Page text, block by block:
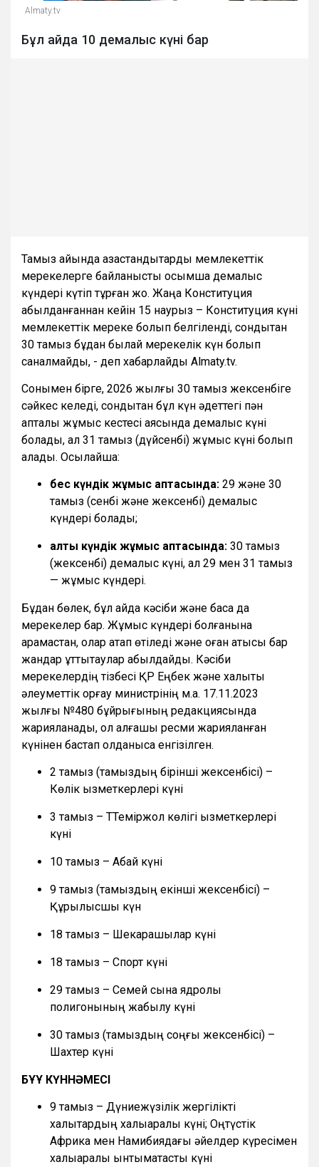
Almaty.tv
Бұл айда 10 демалыс күні бар
Тамыз айында қазақстандықтарды мемлекеттік
мерекелерге байланысты қосымша демалыс
күндері күтіп тұрған жоқ. Жаңа Конституция
қабылданғаннан кейін 15 наурыз – Конституция күні
мемлекеттік мереке болып белгіленді, сондықтан
30 тамыз бұдан былай мерекелік күн болып
саналмайды, - деп хабарлайды Almaty.tv.
Сонымен бірге, 2026 жылғы 30 тамыз жексенбіге
сәйкес келеді, сондықтан бұл күн әдеттегі пән
апталық жұмыс кестесі аясында демалыс күні
болады, ал 31 тамыз (дүйсенбі) жұмыс күні болып
қалады. Осылайша:
бес күндік жұмыс аптасында: 29 және 30
тамыз (сенбі және жексенбі) демалыс
күндері болады;
алты күндік жұмыс аптасында: 30 тамыз
(жексенбі) демалыс күні, ал 29 мен 31 тамыз
— жұмыс күндері.
Бұдан бөлек, бұл айда кәсіби және басқа да
мерекелер бар. Жұмыс күндері болғанына
қарамастан, олар атап өтіледі және оған қатысы бар
жандар құттықтаулар қабылдайды. Кәсіби
мерекелердің тізбесі ҚР Еңбек және халықты
әлеуметтік қорғау министрінің м.а. 17.11.2023
жылғы №480 бұйрығының редакциясында
жарияланады, ол алғашқы ресми жарияланған
күнінен бастап қолданысқа енгізілген.
2 тамыз (тамыздың бірінші жексенбісі) –
Көлік қызметкерлері күні
3 тамыз – ТТеміржол көлігі қызметкерлері
күні
10 тамыз – Абай күні
9 тамыз (тамыздың екінші жексенбісі) –
Құрылысшы күн
18 тамыз – Шекарашылар күні
18 тамыз – Спорт күні
29 тамыз – Семей сынақ ядролық
полигонының жабылу күні
30 тамыз (тамыздың соңғы жексенбісі) –
Шахтер күні
БҰҰ КҮННӘМЕСІ
9 тамыз – Дүниежүзілік жергілікті
халықтардың халықаралық күні; Оңтүстік
Африка мен Намибиядағы әйелдер күресімен
халықаралық ынтымақтастық күні